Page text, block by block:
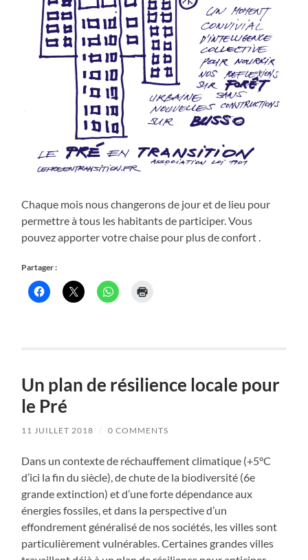
Chaque mois nous changerons de jour et de lieu pour
permettre à tous les habitants de participer. Vous
pouvez apporter votre chaise pour plus de confort .
Partager :
Un plan de résilience locale pour
le Pré
11 JUILLET 2018 / 0 COMMENTS
Dans un contexte de réchauffement climatique (+5°C
d’ici la fin du siècle), de chute de la biodiversité (6e
grande extinction) et d’une forte dépendance aux
énergies fossiles, et dans la perspective d’un
effondrement généralisé de nos sociétés, les villes sont
particulièrement vulnérables. Certaines grandes villes